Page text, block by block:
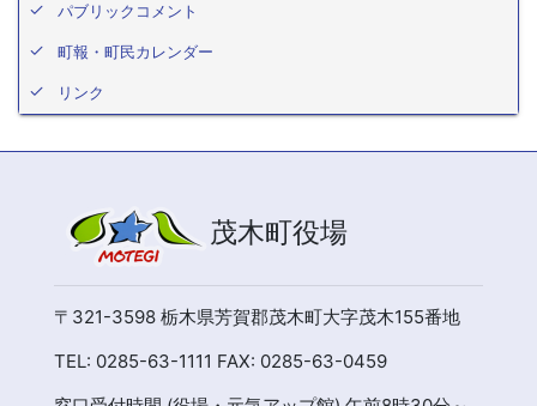
パブリックコメント
町報・町民カレンダー
リンク
茂木町役場
〒321-3598 栃木県芳賀郡茂木町大字茂木155番地
TEL: 0285-63-1111 FAX: 0285-63-0459